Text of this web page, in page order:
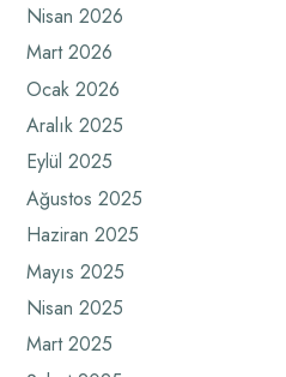
Nisan 2026
Mart 2026
Ocak 2026
Aralık 2025
Eylül 2025
Ağustos 2025
Haziran 2025
Mayıs 2025
Nisan 2025
Mart 2025